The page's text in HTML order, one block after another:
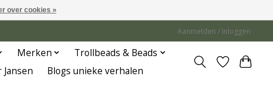
Aanmelden / Inloggen
Merken
Trollbeads & Beads
Blogs unieke verhalen
over cookies »